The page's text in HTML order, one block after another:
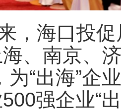
，海口投
、南京、
为“出海”企
强企业“